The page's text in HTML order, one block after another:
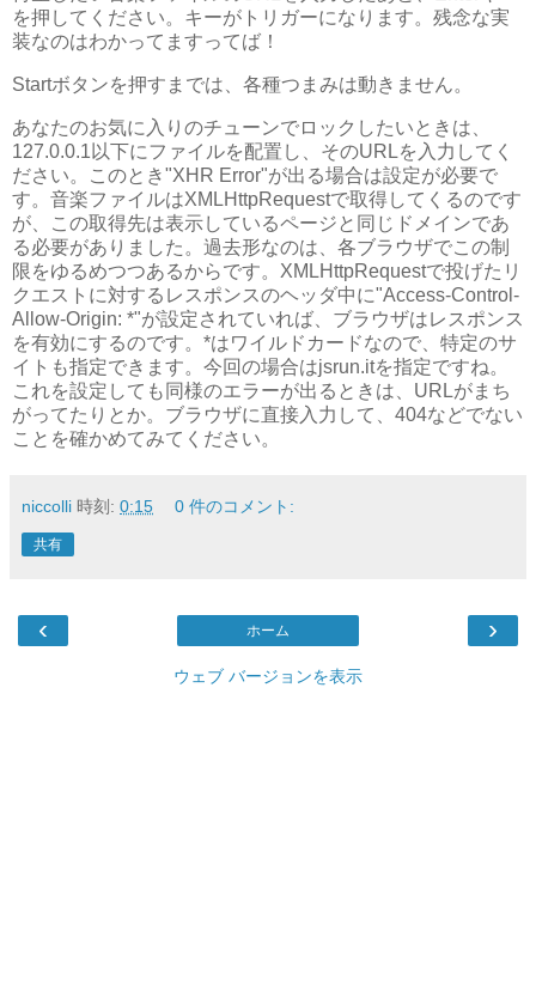
を押してください。キーがトリガーになります。残念な実
装なのはわかってますってば！
Startボタンを押すまでは、各種つまみは動きません。
あなたのお気に入りのチューンでロックしたいときは、
127.0.0.1以下にファイルを配置し、そのURLを入力してく
ださい。このとき"XHR Error"が出る場合は設定が必要で
す。音楽ファイルはXMLHttpRequestで取得してくるのです
が、この取得先は表示しているページと同じドメインであ
る必要がありました。過去形なのは、各ブラウザでこの制
限をゆるめつつあるからです。XMLHttpRequestで投げたリ
クエストに対するレスポンスのヘッダ中に"Access-Control-
Allow-Origin: *"が設定されていれば、ブラウザはレスポンス
を有効にするのです。*はワイルドカードなので、特定のサ
イトも指定できます。今回の場合はjsrun.itを指定ですね。
これを設定しても同様のエラーが出るときは、URLがまち
がってたりとか。ブラウザに直接入力して、404などでない
ことを確かめてみてください。
niccolli 時刻: 0:15 0 件のコメント:
共有
‹ ›
ホーム
ウェブ バージョンを表示